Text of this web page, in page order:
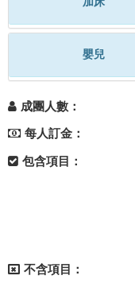
嬰兒
成團人數：
每人訂金：
包含項目：
不含項目：